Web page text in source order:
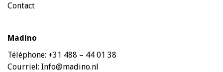
Contact
Madino
Téléphone: +31 488 – 44 01 38
Courriel: Info@madino.nl